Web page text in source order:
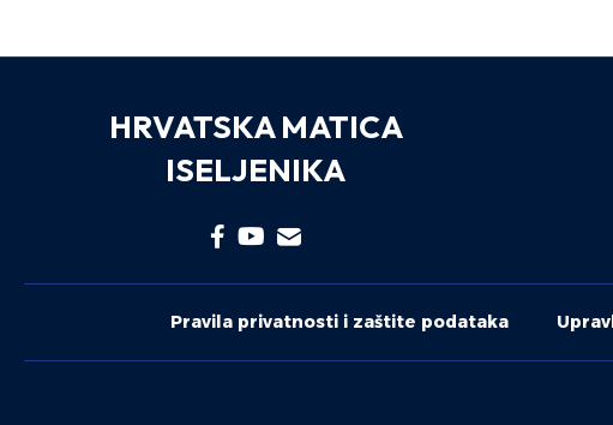
HRVATSKA MATICA
ISELJENIKA
Pravila privatnosti i zaštite podataka